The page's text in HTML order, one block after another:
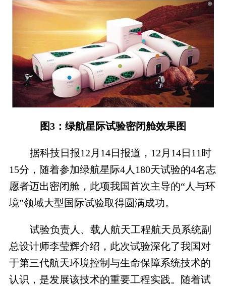
图3：绿航星际试验密闭舱效果图
据科技日报12月14日报道，12月14日11时
15分，随着参加绿航星际4人180天试验的4名志
愿者迈出密闭舱，此项我国首次主导的“人与环
境”领域大型国际试验取得圆满成功。
试验负责人、载人航天工程航天员系统副
总设计师李莹辉介绍，此次试验深化了我国对
于第三代航天环境控制与生命保障系统技术的
认识，是发展该技术的重要工程实践。随着试